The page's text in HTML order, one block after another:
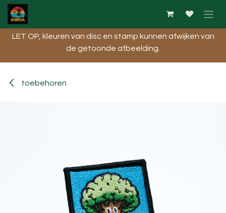
Overslaan naar inhoud
LET OP, kleuren van disc en stamp kunnen afwijken van
de getoonde afbeelding.​
toebehoren